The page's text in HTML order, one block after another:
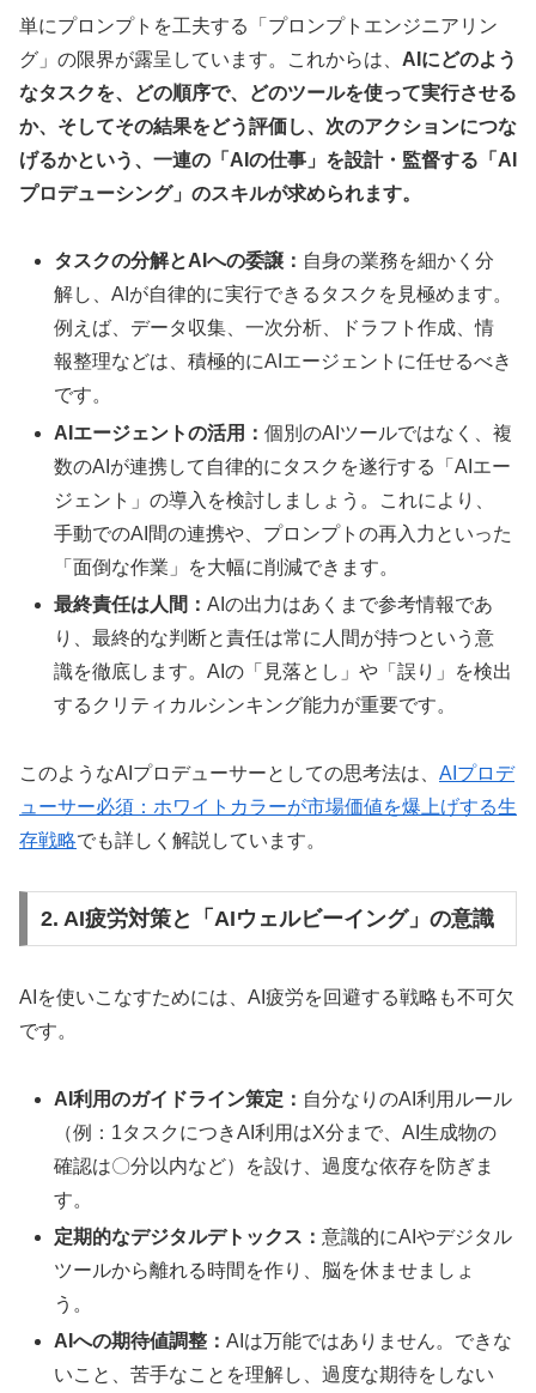
単にプロンプトを工夫する「プロンプトエンジニアリン
グ」の限界が露呈しています。これからは、 AIにどのよう
なタスクを、どの順序で、どのツールを使って実行させる
か、そしてその結果をどう評価し、次のアクションにつな
げるかという、一連の「AIの仕事」を設計・監督する「AI
プロデューシング」のスキルが求められます。
タスクの分解とAIへの委譲： 自身の業務を細かく分
解し、AIが自律的に実行できるタスクを見極めます。
例えば、データ収集、一次分析、ドラフト作成、情
報整理などは、積極的にAIエージェントに任せるべき
です。
AIエージェントの活用：個別のAIツールではなく、複
数のAIが連携して自律的にタスクを遂行する「AIエー
ジェント」の導入を検討しましょう。これにより、
手動でのAI間の連携や、プロンプトの再入力といった
「面倒な作業」を大幅に削減できます。
最終責任は人間：AIの出力はあくまで参考情報であ
り、最終的な判断と責任は常に人間が持つという意
識を徹底します。AIの「見落とし」や「誤り」を検出
するクリティカルシンキング能力が重要です。
このようなAIプロデューサーとしての思考法は、 AIプロデ
ューサー必須：ホワイトカラーが市場価値を爆上げする生
存戦略でも詳しく解説しています。
2. AI疲労対策と「AIウェルビーイング」の意識
AIを使いこなすためには、AI疲労を回避する戦略も不可欠
です。
AI利用のガイドライン策定： 自分なりのAI利用ルール
（例：1タスクにつきAI利用はX分まで、AI生成物の
確認は〇分以内など）を設け、過度な依存を防ぎま
す。
定期的なデジタルデトックス：意識的にAIやデジタル
ツールから離れる時間を作り、脳を休ませましょ
う。
AIへの期待値調整：AIは万能ではありません。できな
いこと、苦手なことを理解し、過度な期待をしない